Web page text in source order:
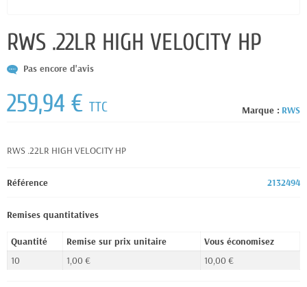
RWS .22LR HIGH VELOCITY HP
Pas encore d'avis
Marque : RWS
259,94 € TTC
RWS .22LR HIGH VELOCITY HP
Référence 2132494
Remises quantitatives
Quantité Remise sur prix unitaire
Vous économisez
10
1,00 € 10,00 €